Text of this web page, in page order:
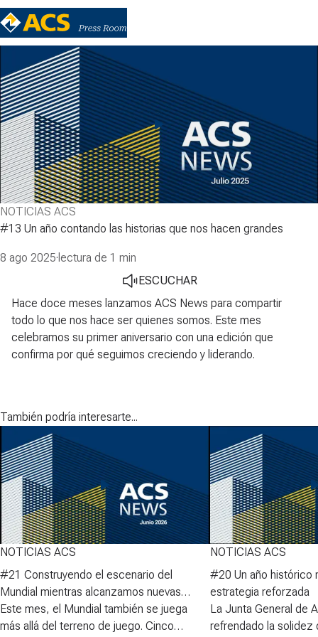
NOTICIAS ACS
#13 Un año contando las historias que nos hacen grandes
8 ago 2025· lectura de 1 min
ESCUCHAR
Hace doce meses lanzamos ACS News para compartir
todo lo que nos hace ser quienes somos. Este mes
celebramos su primer aniversario con una edición que
confirma por qué seguimos creciendo y liderando.
También podría interesarte...
NOTICIAS ACS
#21 Construyendo el escenario del
Mundial mientras alcanzamos nuevas
cotas en el DAX
Este mes, el Mundial también se juega
más allá del terreno de juego. Cinco
NOTICIAS ACS
#20 Un año histórico
estrategia reforzada
La Junta General de
refrendado la solidez